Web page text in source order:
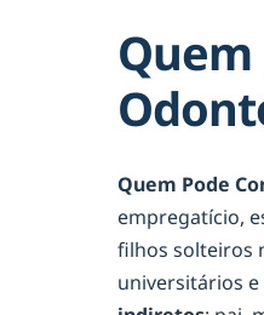
Quem Pode
empregatício,
filhos solteiros
universitários